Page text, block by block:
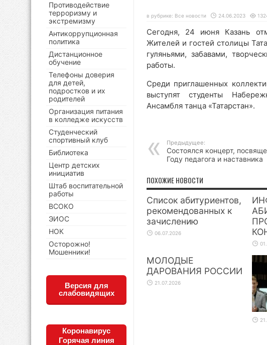
в рубрике: Все новости 24.06.2023
Сегодня, 24 июня Казань
Жителей и гостей столицы
гуляньями, забавами,
работы.
Среди приглашенных
выступят студенты
Ансамбля танца «Татарстан».
Предыдущее:
Состоялся концерт,
Году педагога и наставника
ПОХОЖИЕ НОВОСТИ
Список абитуриентов,
рекомендованных к
зачислению
06.07.2026
МОЛОДЫЕ
ДАРОВАНИЯ РОССИИ
21.07.2026
Противодействие
терроризму и
экстремизму
Антикоррупционная
политика
Дистанционное
обучение
Телефоны доверия
для детей,
подростков и их
родителей
Организация питания
в колледже искусств
Студенческий
спортивный клуб
Библиотека
Центр детских
инициатив
Штаб воспитательной
работы
ВСОКО
ЭИОС
НОК
Осторожно!
Мошенники!
Версия для
слабовидящих
Коронавирус
Горячая линия